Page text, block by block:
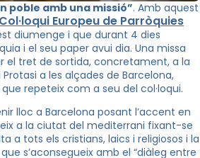
poble amb una missió”. Amb aquest
Europeu de Parròquies
diumenge i que durant 4 dies
i el seu paper avui dia. Una missa
el tret de sortida, concretament, a la
a les alçades de Barcelona,
repeteix com a seu del col·loqui.
lloc a Barcelona posant l’accent en
a la ciutat del mediterrani fixant-se
a tots els cristians, laics i religiosos i la
s’aconsegueix amb el “diàleg entre